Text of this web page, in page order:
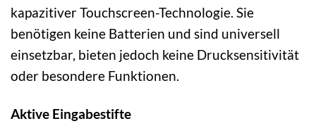
kapazitiver Touchscreen-Technologie. Sie
benötigen keine Batterien und sind universell
einsetzbar, bieten jedoch keine Drucksensitivität
oder besondere Funktionen.
Aktive Eingabestifte